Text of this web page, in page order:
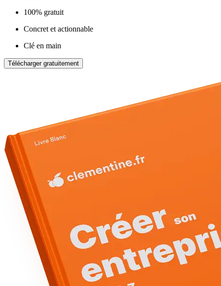
100% gratuit
Concret et actionnable
Clé en main
Télécharger gratuitement